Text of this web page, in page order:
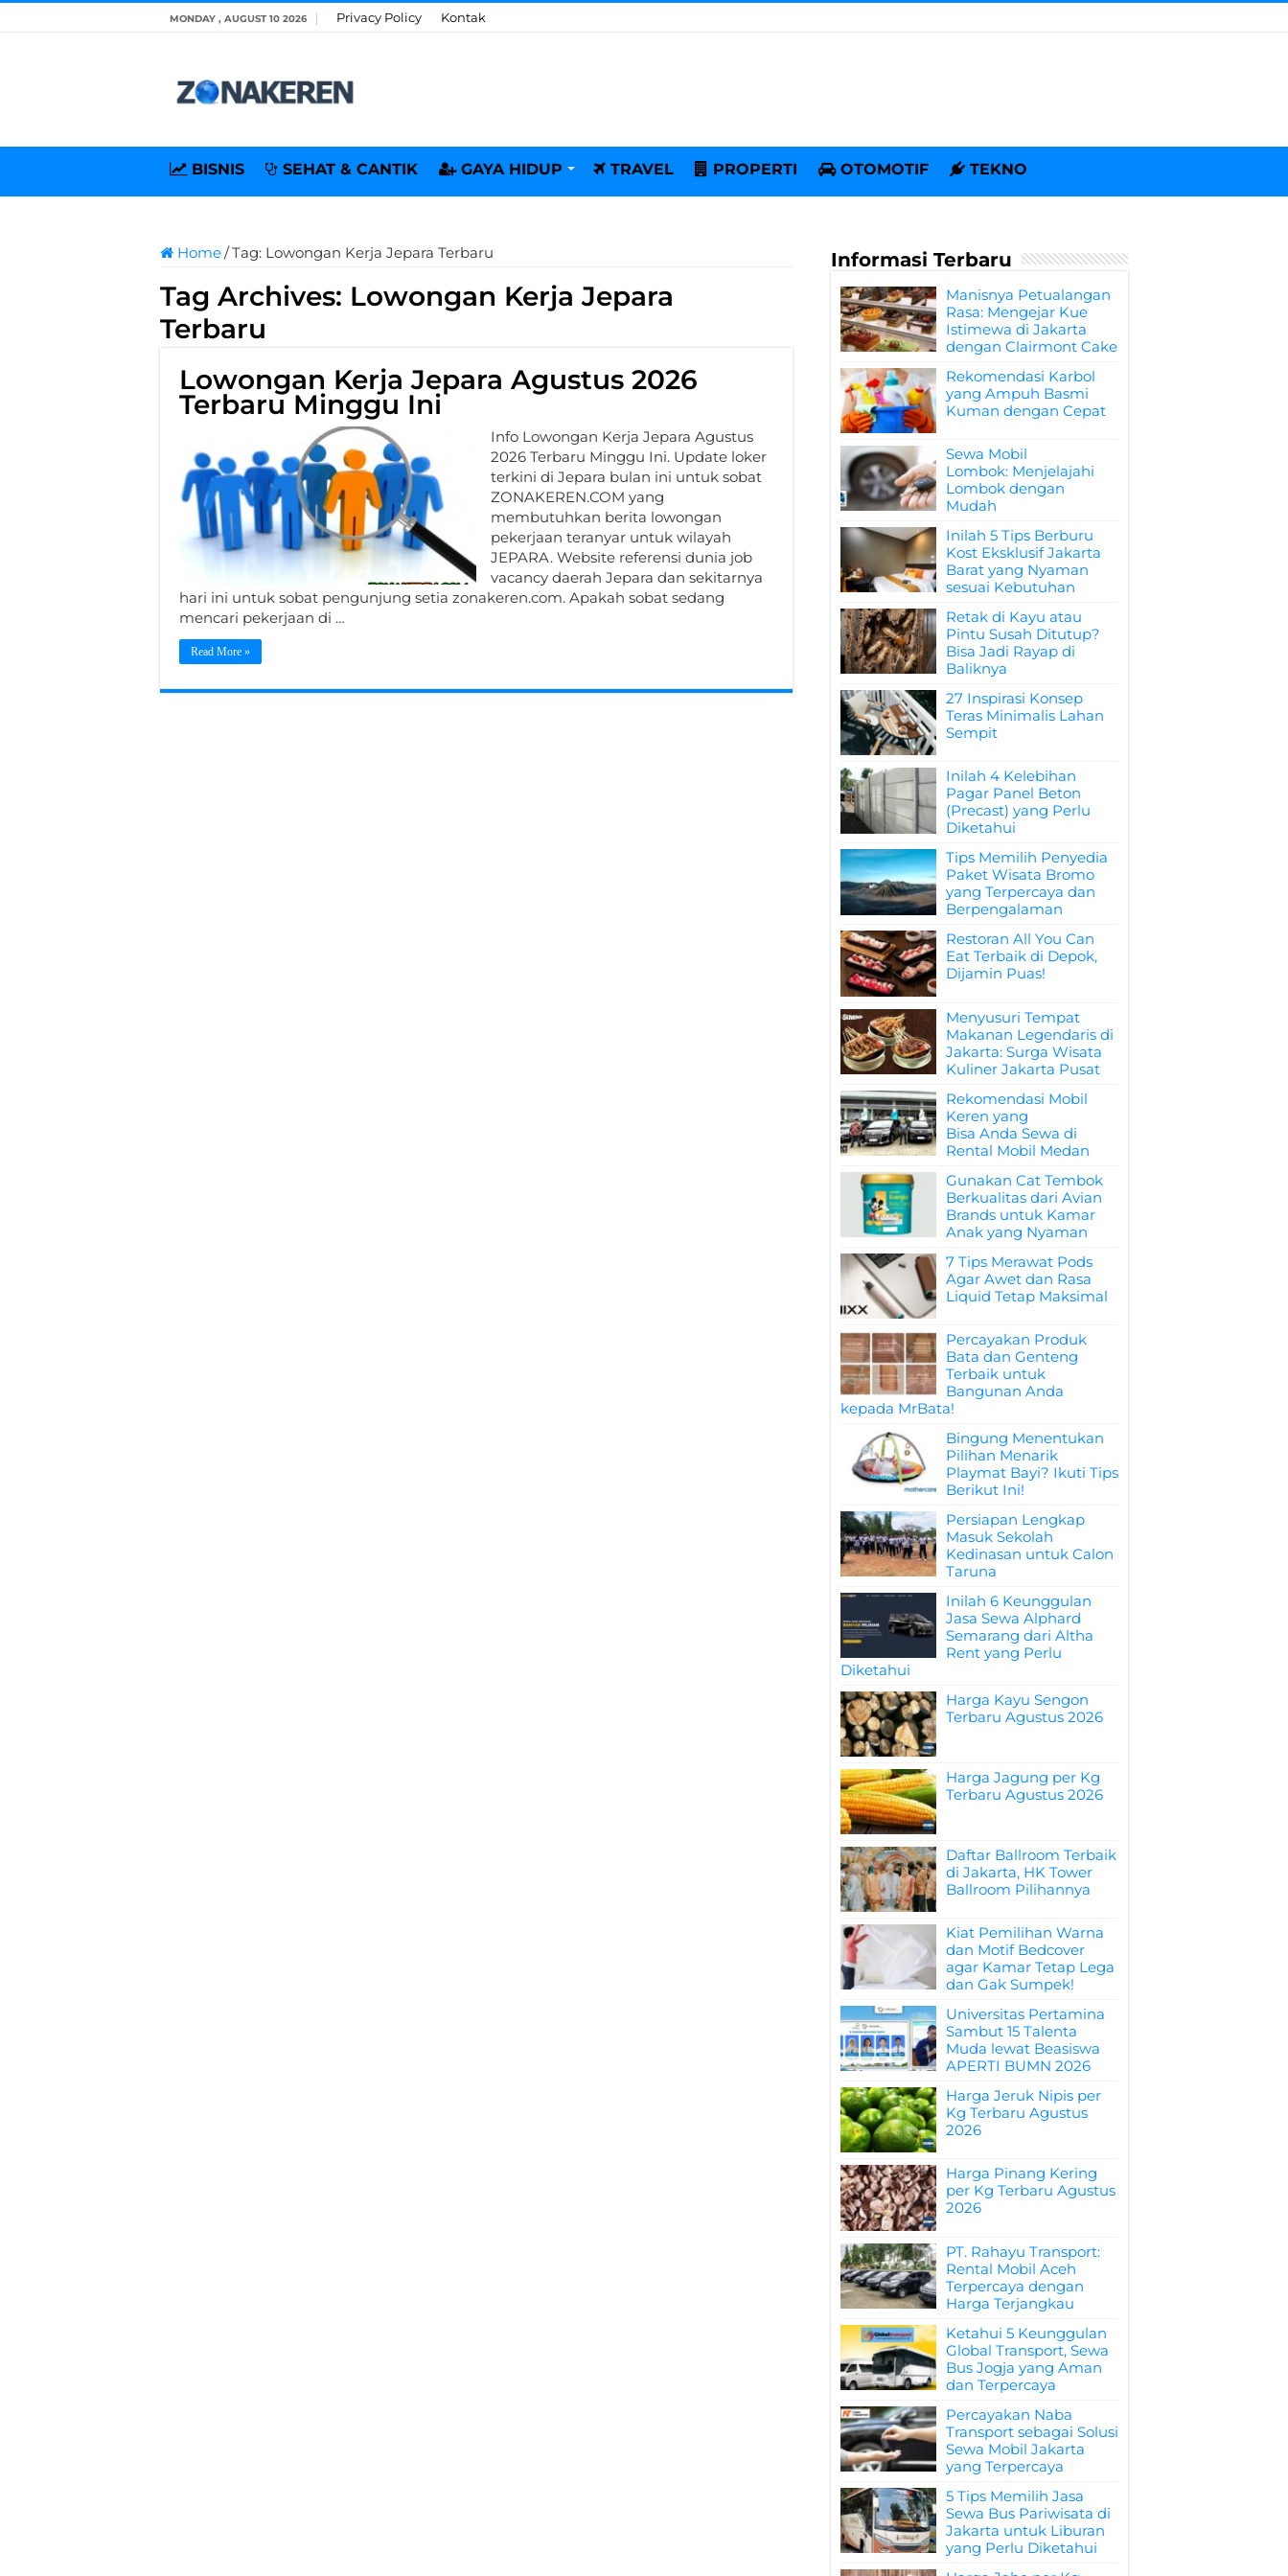
MONDAY , AUGUST 10 2026 Privacy Policy Kontak
BISNIS SEHAT & CANTIK GAYA HIDUP TRAVEL PROPERTI OTOMOTIF TEKNO
Home/Tag: Lowongan Kerja Jepara Terbaru
Tag Archives: Lowongan Kerja Jepara
Terbaru
Lowongan Kerja Jepara Agustus 2026
Terbaru Minggu Ini
Info Lowongan Kerja Jepara Agustus
2026 Terbaru Minggu Ini. Update loker
terkini di Jepara bulan ini untuk sobat
ZONAKEREN.COM yang
membutuhkan berita lowongan
pekerjaan teranyar untuk wilayah
JEPARA. Website referensi dunia job
vacancy daerah Jepara dan sekitarnya
hari ini untuk sobat pengunjung setia zonakeren.com. Apakah sobat sedang
mencari pekerjaan di …
Read More »
Informasi Terbaru
Manisnya Petualangan
Rasa: Mengejar Kue
Istimewa di Jakarta
dengan Clairmont Cake
Rekomendasi Karbol
yang Ampuh Basmi
Kuman dengan Cepat
Sewa Mobil
Lombok: Menjelajahi
Lombok dengan
Mudah
Inilah 5 Tips Berburu
Kost Eksklusif Jakarta
Barat yang Nyaman
sesuai Kebutuhan
Retak di Kayu atau
Pintu Susah Ditutup?
Bisa Jadi Rayap di
Baliknya
27 Inspirasi Konsep
Teras Minimalis Lahan
Sempit
Inilah 4 Kelebihan
Pagar Panel Beton
(Precast) yang Perlu
Diketahui
Tips Memilih Penyedia
Paket Wisata Bromo
yang Terpercaya dan
Berpengalaman
Restoran All You Can
Eat Terbaik di Depok,
Dijamin Puas!
Menyusuri Tempat
Makanan Legendaris di
Jakarta: Surga Wisata
Kuliner Jakarta Pusat
Rekomendasi Mobil
Keren yang
Bisa Anda Sewa di
Rental Mobil Medan
Gunakan Cat Tembok
Berkualitas dari Avian
Brands untuk Kamar
Anak yang Nyaman
7 Tips Merawat Pods
Agar Awet dan Rasa
Liquid Tetap Maksimal
Percayakan Produk
Bata dan Genteng
Terbaik untuk
Bangunan Anda
kepada MrBata!
Bingung Menentukan
Pilihan Menarik
Playmat Bayi? Ikuti Tips
Berikut Ini!
Persiapan Lengkap
Masuk Sekolah
Kedinasan untuk Calon
Taruna
Inilah 6 Keunggulan
Jasa Sewa Alphard
Semarang dari Altha
Rent yang Perlu
Diketahui
Harga Kayu Sengon
Terbaru Agustus 2026
Harga Jagung per Kg
Terbaru Agustus 2026
Daftar Ballroom Terbaik
di Jakarta, HK Tower
Ballroom Pilihannya
Kiat Pemilihan Warna
dan Motif Bedcover
agar Kamar Tetap Lega
dan Gak Sumpek!
Universitas Pertamina
Sambut 15 Talenta
Muda lewat Beasiswa
APERTI BUMN 2026
Harga Jeruk Nipis per
Kg Terbaru Agustus
2026
Harga Pinang Kering
per Kg Terbaru Agustus
2026
PT. Rahayu Transport:
Rental Mobil Aceh
Terpercaya dengan
Harga Terjangkau
Ketahui 5 Keunggulan
Global Transport, Sewa
Bus Jogja yang Aman
dan Terpercaya
Percayakan Naba
Transport sebagai Solusi
Sewa Mobil Jakarta
yang Terpercaya
5 Tips Memilih Jasa
Sewa Bus Pariwisata di
Jakarta untuk Liburan
yang Perlu Diketahui